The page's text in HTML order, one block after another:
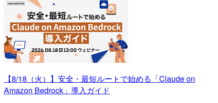
【8/18（火）】安全・最短ルートで始める「Claude on
Amazon Bedrock」導入ガイド